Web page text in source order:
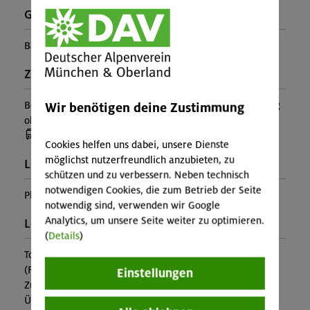
Gebirgsgruppe:
Bayerische Voralpen (Isarwinkel)
Zusatzinfo:
Bei wenig Schnee findet diese Tour als Winterwanderung
ohne Schneeschuhe statt.
Leiter*in:
Philipp Wehnelt
Leistung:
Tourleitung
(Falls nicht in den Leistungen inbegriffen, fallen
Zusatzkosten für z.B. An- und Abreise, Verpflegung,
Übernachtung oder Skipass an.)
Wir benötigen deine Zustimmung
Cookies helfen uns dabei, unsere Dienste
möglichst nutzerfreundlich anzubieten, zu
schützen und zu verbessern. Neben technisch
notwendigen Cookies, die zum Betrieb der Seite
notwendig sind, verwenden wir Google
Analytics, um unsere Seite weiter zu optimieren.
(Details)
Einstellungen